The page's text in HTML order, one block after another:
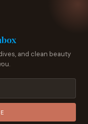
and clean beauty